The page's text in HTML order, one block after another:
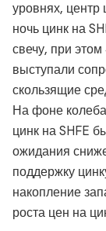
уровнях, центр
ночь цинк на
свечу, при
выступали
скользящие
На фоне
цинк на SHFE
ожидания
поддержку
накопление
роста цен на